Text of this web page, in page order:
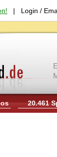
| Login /
20.461